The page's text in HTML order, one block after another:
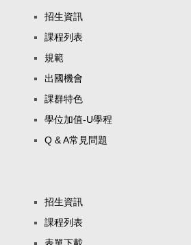
招生資訊
課程列表
規範
出國機會
課群特色
學位加值-U學程
Q & A常見問題
招生資訊
課程列表
表單下載